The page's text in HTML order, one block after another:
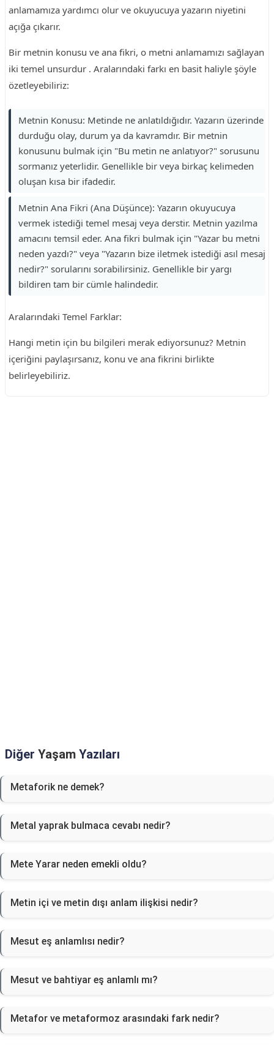
anlamamıza yardımcı olur ve okuyucuya yazarın niyetini
açığa çıkarır.
Bir metnin konusu ve ana fikri, o metni anlamamızı sağlayan
iki temel unsurdur . Aralarındaki farkı en basit haliyle şöyle
özetleyebiliriz:
Metnin Konusu: Metinde ne anlatıldığıdır. Yazarın üzerinde
durduğu olay, durum ya da kavramdır. Bir metnin
konusunu bulmak için "Bu metin ne anlatıyor?" sorusunu
sormanız yeterlidir. Genellikle bir veya birkaç kelimeden
oluşan kısa bir ifadedir.
Metnin Ana Fikri (Ana Düşünce): Yazarın okuyucuya
vermek istediği temel mesaj veya derstir. Metnin yazılma
amacını temsil eder. Ana fikri bulmak için "Yazar bu metni
neden yazdı?" veya "Yazarın bize iletmek istediği asıl mesaj
nedir?" sorularını sorabilirsiniz. Genellikle bir yargı
bildiren tam bir cümle halindedir.
Aralarındaki Temel Farklar:
Hangi metin için bu bilgileri merak ediyorsunuz? Metnin
içeriğini paylaşırsanız, konu ve ana fikrini birlikte
belirleyebiliriz.
Diğer Yaşam Yazıları
Metaforik ne demek?
Metal yaprak bulmaca cevabı nedir?
Mete Yarar neden emekli oldu?
Metin içi ve metin dışı anlam ilişkisi nedir?
Mesut eş anlamlısı nedir?
Mesut ve bahtiyar eş anlamlı mı?
Metafor ve metaformoz arasındaki fark nedir?